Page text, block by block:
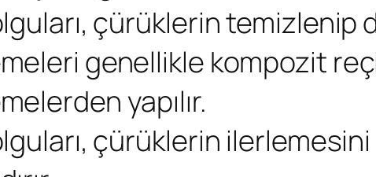
çürüklerin temizlenip
genellikle kompozit
yapılır.
çürüklerin